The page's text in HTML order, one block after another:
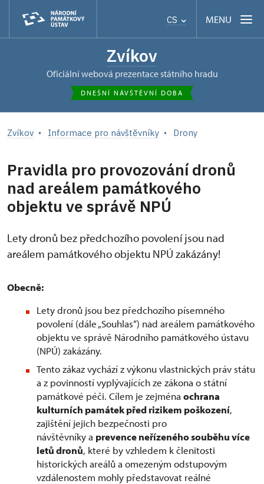
CS MENU
Zvíkov
oficiální webová prezentace státního hradu
DNEŠNÍ NÁVŠTĚVNÍ DOBA
Zvíkov Informace pro návštěvníky Drony
Pravidla pro provozování dronů
nad areálem památkového
objektu ve správě NPÚ
Lety dronů bez předchozího povolení jsou nad
areálem památkového objektu NPÚ zakázány!
Obecně:
Lety dronů jsou bez předchozího písemného
povolení (dále „Souhlas“) nad areálem památkového
objektu ve správě Národního památkového ústavu
(NPÚ) zakázány.
Tento zákaz vychází z výkonu vlastnických práv státu
a z povinností vyplývajících ze zákona o státní
památkové péči. Cílem je zejména ochrana
kulturních památek před rizikem poškození,
zajištění jejich bezpečnosti pro
návštěvníky a prevence neřízeného souběhu více
letů dronů, které by vzhledem k členitosti
historických areálů a omezeným odstupovým
vzdálenostem mohly představovat reálné